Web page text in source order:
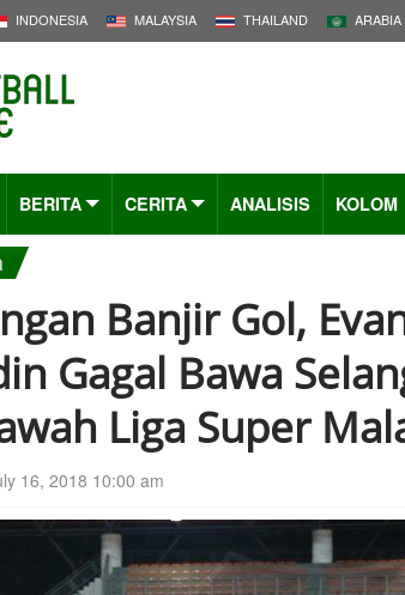
INDONESIA MALAYSIA THAILAND ARABIA
BERITA CERITA ANALISIS KOLOM
Banjir Gol,
Gagal Bawa
Liga Super
16, 2018 10:00 am